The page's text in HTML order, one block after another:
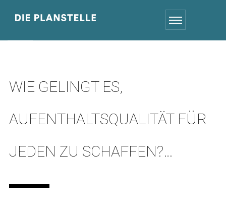
WIE GELINGT ES,
AUFENTHALTSQUALITÄT FÜR
JEDEN ZU SCHAFFEN?…